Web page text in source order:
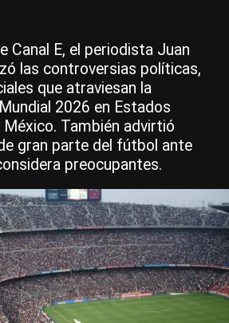
Canal E, el periodista Juan
las controversias políticas,
que atraviesan la
2026 en Estados
México. También advirtió
gran parte del fútbol ante
preocupantes.